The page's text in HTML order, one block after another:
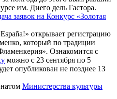
им. Диего дель Гастора.
заявок на Конкурс «Золотая
открывает регистрацию
который по традиции
Ознакомится с
можно с 23 сентября по 5
опубликован не позднее 13
Министерства культуры